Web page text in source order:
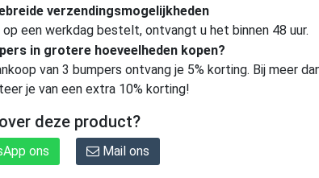
verzendingsmogelijkheden
op een werkdag bestelt, ontvangt u het binnen 48 uur.
in grotere hoeveelheden kopen?
van 3 bumpers ontvang je 5% korting. Bij meer
je van een extra 10% korting!
deze product?
ons Mail ons